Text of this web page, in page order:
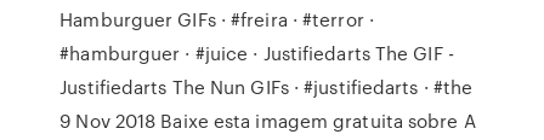
Hamburguer GIFs · #freira · #terror ·
#hamburguer · #juice · Justifiedarts The GIF -
Justifiedarts The Nun GIFs · #justifiedarts · #the
9 Nov 2018 Baixe esta imagem gratuita sobre A